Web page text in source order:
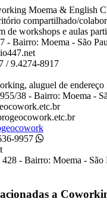
Moema & English
compartilhado/
de workshops e aulas
- Bairro: Moema - São
/ 9.4274-8917
aluguel de endereço
38 - Bairro: Moema -
9957
428 - Bairro: Moema - São
a